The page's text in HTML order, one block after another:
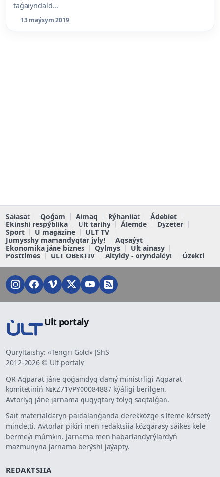
taǵaiyndald...
13 maýsym 2019
Saiasat Qoǵam Aimaq Rýhaniiat
Ádebiet
Ekinshi respýblika
Ult tarihy Álemde
Dyzeter
Sport
U magazine
ULT TV
Jumysshy mamandyqtar jyly!
Aqsaýyt
Ekonomika jáne biznes
Qylmys
Ult ainasy
Posttimes
ULT OBEKTIV Aityldy - oryndaldy! Ózekti
Ult portaly
Quryltaishy: «Tengri Gold» JShS
2012-2026 © Ult portaly
QR Aqparat jáne qoǵamdyq damý ministrligi Aqparat
komitetiniń №KZ71VPY00084887 kýáligi berilgen.
Avtorlyq jáne jarnama quqyqtary tolyq saqtalǵan.
Sait materialdaryn paidalanǵanda derekkózge silteme kórsetý
mindetti. Avtorlar pikiri men redaktsiia kózqarasy sáikes kele
bermeýi múmkin. Jarnama men habarlandyrýlardyń
mazmunyna jarnama berýshi jaýapty.
REDAKTSIIA